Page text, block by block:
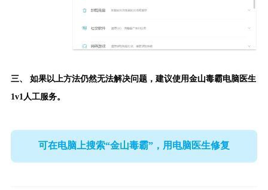
三、 如果以上方法仍然无法解决问题，建议使用金山毒霸电脑医生
1v1人工服务。
可在电脑上搜索“金山毒霸”，用电脑医生修复